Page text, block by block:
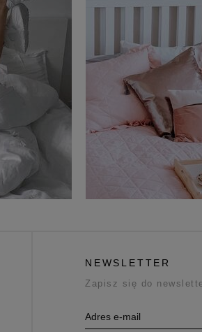
NEWSLETTER
Zapisz się do